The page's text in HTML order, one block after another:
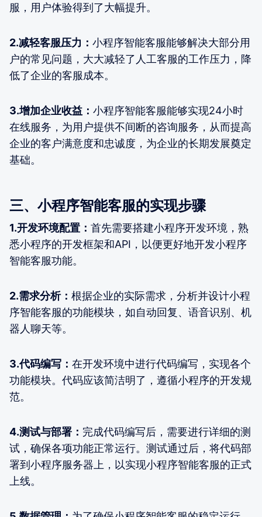
服，用户体验得到了大幅提升。
2.减轻客服压力： 小程序智能客服能够解决大部分用
户的常见问题，大大减轻了人工客服的工作压力，降
低了企业的客服成本。
3.增加企业收益： 小程序智能客服能够实现24小时
在线服务，为用户提供不间断的咨询服务，从而提高
企业的客户满意度和忠诚度，为企业的长期发展奠定
基础。
三、小程序智能客服的实现步骤
1.开发环境配置： 首先需要搭建小程序开发环境，熟
悉小程序的开发框架和API，以便更好地开发小程序
智能客服功能。
2.需求分析： 根据企业的实际需求，分析并设计小程
序智能客服的功能模块，如自动回复、语音识别、机
器人聊天等。
3.代码编写： 在开发环境中进行代码编写，实现各个
功能模块。代码应该简洁明了，遵循小程序的开发规
范。
4.测试与部署： 完成代码编写后，需要进行详细的测
试，确保各项功能正常运行。测试通过后，将代码部
署到小程序服务器上，以实现小程序智能客服的正式
上线。